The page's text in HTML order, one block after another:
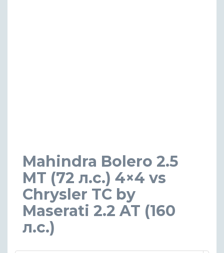
Mahindra Bolero 2.5
MT (72 л.с.) 4×4 vs
Chrysler TC by
Maserati 2.2 AT (160
л.с.)